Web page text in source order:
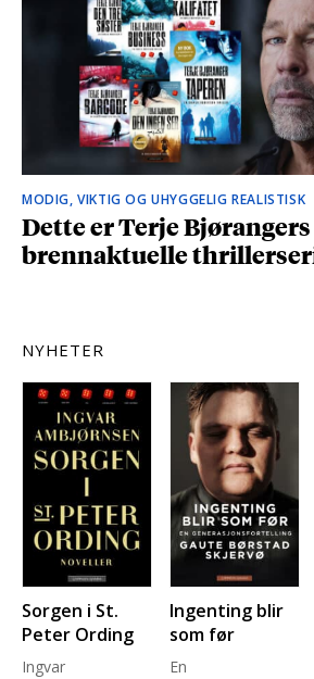
MODIG, VIKTIG OG UHYGGELIG REALISTISK
Dette er Terje Bjørangers
brennaktuelle
NYHETER
Sorgen i St.
Peter Ording
Ingvar
Ingenting blir
som før
En